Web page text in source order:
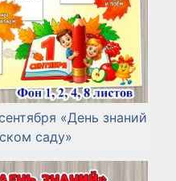
«День знаний
саду»